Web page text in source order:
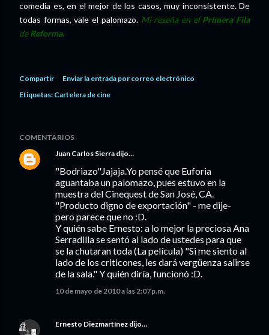
comedia es, en el mejor de los casos, muy inconsistente. De
todas formas, vale el palomazo. Mi reseña en el Primera Fila
deReforma.
Compartir
Enviar la entrada por correo electrónico
Etiquetas: Cartelera de cine
COMENTARIOS
Juan Carlos Sierra dijo…
"Bodriazo"Jajaja.Yo pensé que Euforia
aguantaba un palomazo, pues estuvo en la
muestra del Cinequest de San José, CA.
"Producto digno de exportación" - me dije-
pero parece que no :D.
Y quién sabe Ernesto: a lo mejor la preciosa Ana
Serradilla se sentó al lado de ustedes para que
se la chutaran toda (La película) "Si me siento al
lado de los criticones, les dará vergüenza salirse
de la sala." Y quién diría, funcionó :D.
10 de mayo de 2010 a las 2:07 p.m.
Ernesto Diezmartínez dijo…